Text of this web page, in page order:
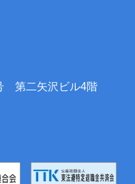
第二矢沢ビル4階